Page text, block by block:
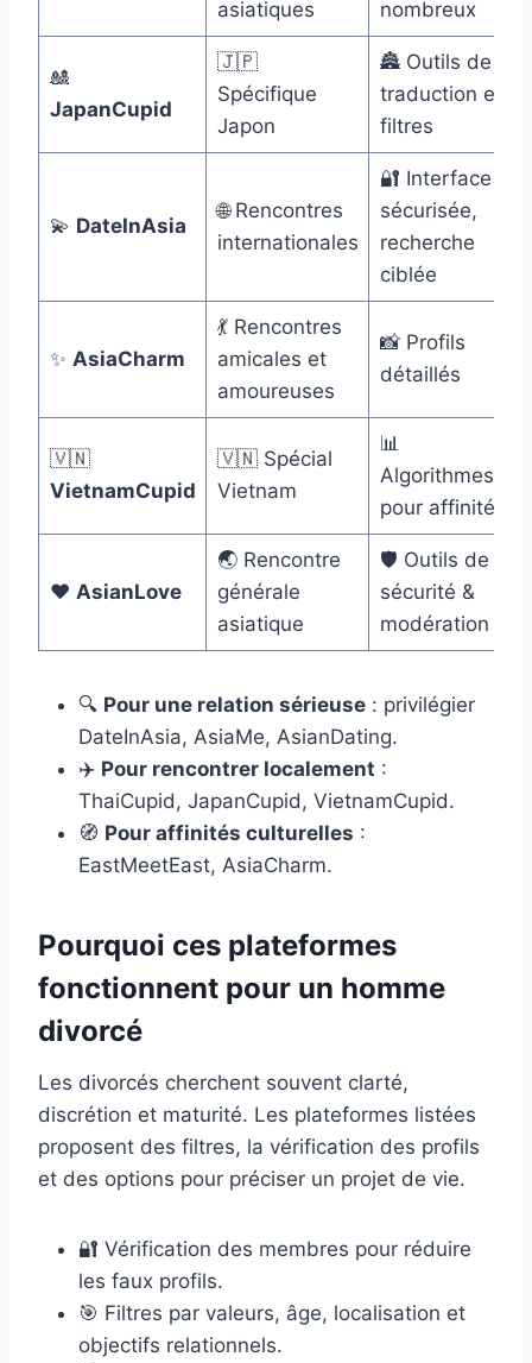
asiatiques nombreux
🎎
JapanCupid
🇯🇵
Spécifique
Japon
🏯 Outils de
traduction et
filtres
💫 DateInAsia
🌐 Rencontres
internationales
🔐 Interface
sécurisée,
recherche
ciblée
✨ AsiaCharm
💃 Rencontres
amicales et
amoureuses
📸 Profils
détaillés
🇻🇳
VietnamCupid
🇻🇳 Spécial
Vietnam
📊
Algorithmes
pour affinités
❤️ AsianLove
🌏 Rencontre
générale
asiatique
🛡️ Outils de
sécurité &
modération
🔍 Pour une relation sérieuse : privilégier
DateInAsia, AsiaMe, AsianDating.
✈️ Pour rencontrer localement :
ThaiCupid, JapanCupid, VietnamCupid.
🧭 Pour affinités culturelles :
EastMeetEast, AsiaCharm.
Pourquoi ces plateformes
fonctionnent pour un homme
divorcé
Les divorcés cherchent souvent clarté,
discrétion et maturité. Les plateformes listées
proposent des filtres, la vérification des profils
et des options pour préciser un projet de vie.
🔐 Vérification des membres pour réduire
les faux profils.
🎯 Filtres par valeurs, âge, localisation et
objectifs relationnels.